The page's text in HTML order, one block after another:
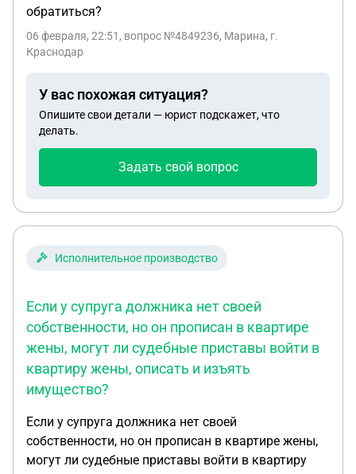
обратиться?
06 февраля, 22:51 , вопрос №4849236, Марина, г.
Краснодар
У вас похожая ситуация?
Опишите свои детали — юрист подскажет, что
делать.
Задать свой вопрос
Исполнительное производство
Если у супруга должника нет своей
собственности, но он прописан в квартире
жены, могут ли судебные приставы войти в
квартиру жены, описать и изъять
имущество?
Если у супруга должника нет своей
собственности, но он прописан в квартире жены,
могут ли судебные приставы войти в квартиру